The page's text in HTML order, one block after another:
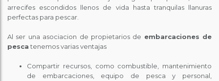
arrecifes escondidos llenos de vida hasta tranquilas llanuras
perfectas para pescar.
Al ser una asociacion de propietarios de embarcaciones de
pescatenemos varias ventajas
Compartir recursos, como combustible, mantenimiento
de embarcaciones, equipo de pesca y personal,